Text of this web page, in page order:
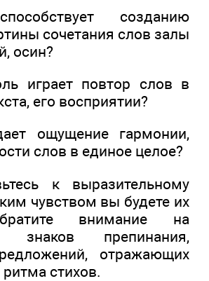
созданию
сочетания слов залы
осин?
играет повтор слов в
его восприятии?
ощущение гармонии,
слов в единое целое?
к выразительному
чувством вы будете их
внимание на
знаков препинания,
отражающих
стихов.